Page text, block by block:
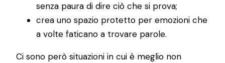
senza paura di dire ciò che si prova;
crea uno spazio protetto per emozioni che
a volte faticano a trovare parole.
Ci sono però situazioni in cui è meglio non